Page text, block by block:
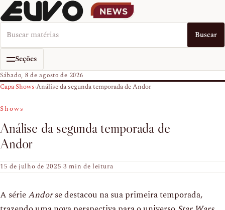
Buscar no EUVO News Buscar
Seções
Sábado, 8 de agosto de 2026
Capa›Shows›Análise da segunda temporada de Andor
Shows
Análise da segunda temporada de
Andor
15 de julho de 2025·3 min de leitura
A sérieAndorse destacou na sua primeira temporada,